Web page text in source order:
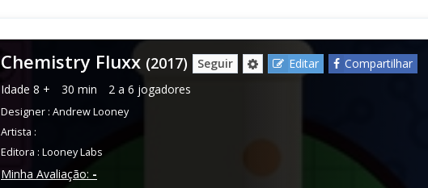
Chemistry Fluxx (2017) Seguir Editar
Compartilhar
Idade 8 + 30 min 2 a 6 jogadores
Designer : Andrew Looney
Artista :
Editora : Looney Labs
Minha Avaliação: -